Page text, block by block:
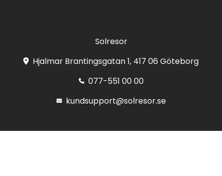
Solresor
Hjalmar Brantingsgatan 1, 417 06 Göteborg
077-551 00 00
kundsupport@solresor.se